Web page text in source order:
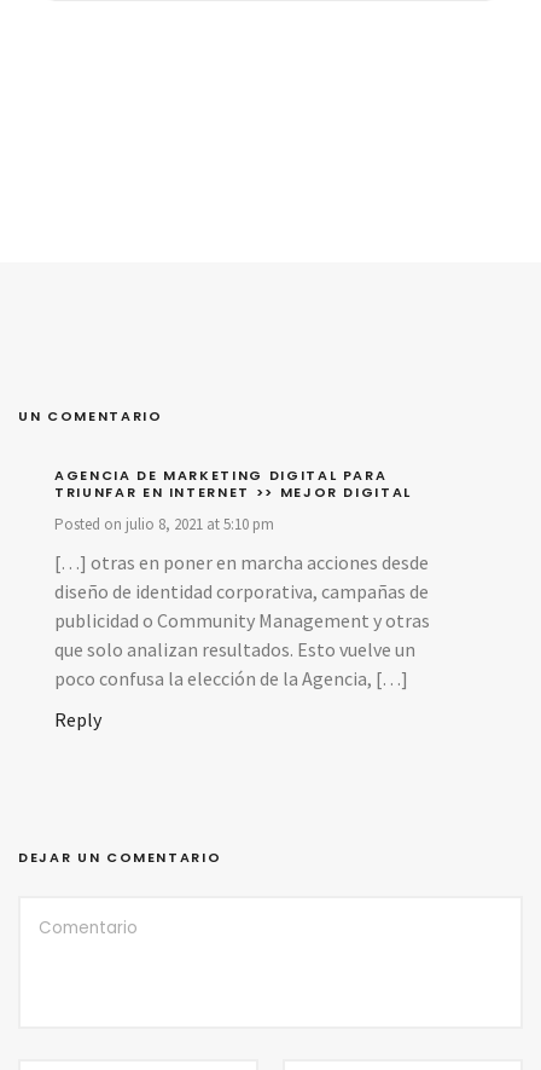
UN COMENTARIO
AGENCIA DE MARKETING DIGITAL PARA
TRIUNFAR EN INTERNET >> MEJOR DIGITAL
Posted on julio 8, 2021 at 5:10 pm
[…] otras en poner en marcha acciones desde
diseño de identidad corporativa, campañas de
publicidad o Community Management y otras
que solo analizan resultados. Esto vuelve un
poco confusa la elección de la Agencia, […]
Reply
DEJAR UN COMENTARIO